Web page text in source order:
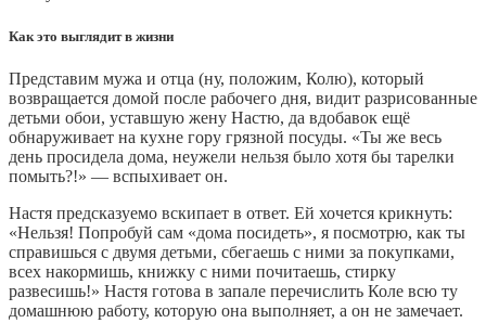
Как это выглядит в жизни
Представим мужа и отца (ну, положим, Колю), который
возвращается домой после рабочего дня, видит разрисованные
детьми обои, уставшую жену Настю, да вдобавок ещё
обнаруживает на кухне гору грязной посуды. «Ты же весь
день просидела дома, неужели нельзя было хотя бы тарелки
помыть?!» — вспыхивает он.
Настя предсказуемо вскипает в ответ. Ей хочется крикнуть:
«Нельзя! Попробуй сам «дома посидеть», я посмотрю, как ты
справишься с двумя детьми, сбегаешь с ними за покупками,
всех накормишь, книжку с ними почитаешь, стирку
развесишь!» Настя готова в запале перечислить Коле всю ту
домашнюю работу, которую она выполняет, а он не замечает.